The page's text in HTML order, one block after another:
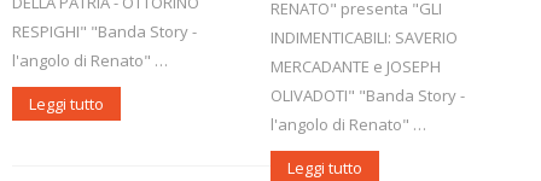
RESPIGHI" "Banda Story -
l'angolo di Renato" …
Leggi tutto
RENATO" presenta "GLI
INDIMENTICABILI: SAVERIO
MERCADANTE e JOSEPH
OLIVADOTI" "Banda Story -
l'angolo di Renato" …
Leggi tutto